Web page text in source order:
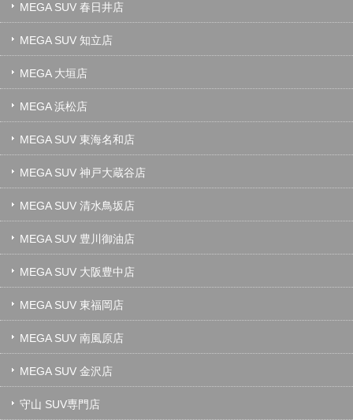
MEGA SUV 春日井店
MEGA SUV 知立店
MEGA 大垣店
MEGA 浜松店
MEGA SUV 東海名和店
MEGA SUV 神戸大蔵谷店
MEGA SUV 清水鳥坂店
MEGA SUV 豊川御油店
MEGA SUV 大阪豊中店
MEGA SUV 東福岡店
MEGA SUV 南風原店
MEGA SUV 金沢店
守山 SUV専門店